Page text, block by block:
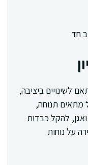
חד
לשינויים ביציבה,
מתאים תנוחה,
להקל כבדות
על נוחות